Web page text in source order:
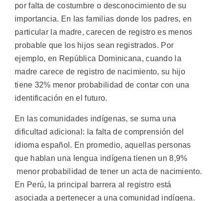
por falta de costumbre o desconocimiento de su
importancia. En las familias donde los padres, en
particular la madre, carecen de registro es menos
probable que los hijos sean registrados. Por
ejemplo, en República Dominicana, cuando la
madre carece de registro de nacimiento, su hijo
tiene 32% menor probabilidad de contar con una
identificación en el futuro.
En las comunidades indígenas, se suma una
dificultad adicional: la falta de comprensión del
idioma español. En promedio, aquellas personas
que hablan una lengua indígena tienen un 8,9%
menor probabilidad de tener un acta de nacimiento.
En Perú, la principal barrera al registro está
asociada a pertenecer a una comunidad indígena.